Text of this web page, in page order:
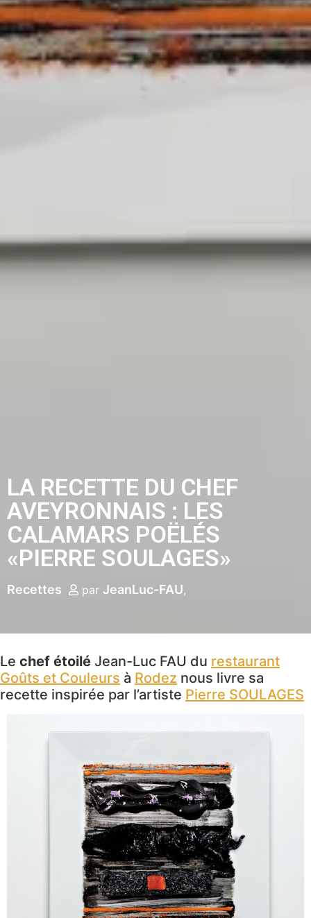
LA RECETTE DU CHEF
AVEYRONNAIS : LES
CALAMARS POËLÉS
«PIERRE SOULAGES»
Recettes par JeanLuc-FAU
Le chef étoilé Jean-Luc FAU du restaurant
Goûts et Couleurs à Rodez nous livre sa
recette inspirée par l’artiste Pierre SOULAGES